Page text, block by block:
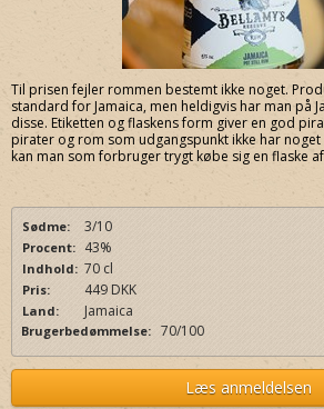
Til prisen fejler rommen bestemt ikke noget.
standard for Jamaica, men heldigvis har man på
disse. Etiketten og flaskens form giver en god
pirater og rom som udgangspunkt ikke har
kan man som forbruger trygt købe sig en flaske
Sødme: 3/10
Procent: 43%
Indhold: 70 cl
Pris: 449 DKK
Land: Jamaica
Brugerbedømmelse: 70/100
Læs anmeldelsen